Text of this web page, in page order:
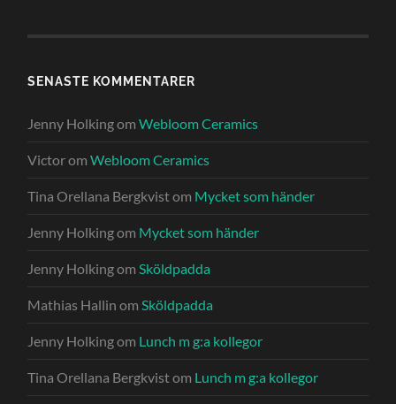
SENASTE KOMMENTARER
Jenny HolkingomWebloom Ceramics
VictoromWebloom Ceramics
Tina Orellana Bergkvistom Mycket som händer
Jenny Holkingom Mycket som händer
Jenny HolkingomSköldpadda
Mathias Hallin omSköldpadda
Jenny Holkingom Lunch m g:a kollegor
Tina Orellana Bergkvistom Lunch m g:a kollegor